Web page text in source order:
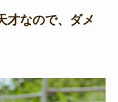
才なので、ダメ